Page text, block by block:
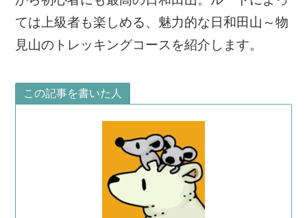
ては上級者も楽しめる、魅力的な日和田山～物
見山のトレッキングコースを紹介します。
この記事を書いた人